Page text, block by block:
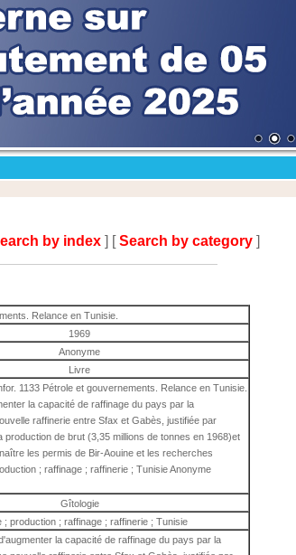
by index ] [Search by category ]
Relance en Tunisie.
1969
Anonyme
Livre
1133 Pétrole et gouvernements. Relance en Tunisie.
la capacité de raffinage du pays par la
raffinerie entre Sfax et Gabès, justifiée par
production de brut (3,35 millions de tonnes en 1968)et
les permis de Bir-Aouine et les recherches
; raffinage ; raffinerie ; Tunisie Anonyme
Gîtologie
; production ; raffinage ; raffinerie ; Tunisie
la capacité de raffinage du pays par la